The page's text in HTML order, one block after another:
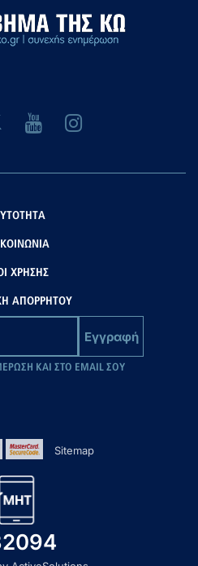
ΧΡΗΣΗΣ
ΑΠΟΡΡΗΤΟΥ
Εγγραφή
ΚΑΙ ΣΤΟ EMAIL ΣΟΥ
Sitemap